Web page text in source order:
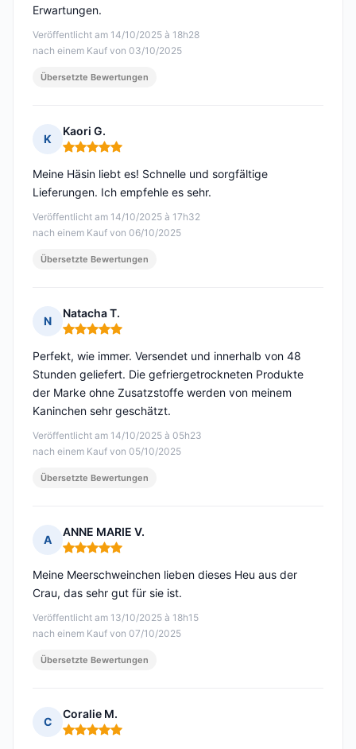
Veröffentlicht am 14/10/2025 à 18h28
nach einem Kauf von 03/10/2025
Erwartungen.
Übersetzte Bewertungen
K
Kaori G.
Hinweis: 5 von 5
Veröffentlicht am 14/10/2025 à 17h32
nach einem Kauf von 06/10/2025
Meine Häsin liebt es! Schnelle und sorgfältige
Lieferungen. Ich empfehle es sehr.
Übersetzte Bewertungen
N
Natacha T.
Hinweis: 5 von 5
Veröffentlicht am 14/10/2025 à 05h23
nach einem Kauf von 05/10/2025
Perfekt, wie immer. Versendet und innerhalb von 48
Stunden geliefert. Die gefriergetrockneten Produkte
der Marke ohne Zusatzstoffe werden von meinem
Kaninchen sehr geschätzt.
Übersetzte Bewertungen
A
ANNE MARIE V.
Hinweis: 5 von 5
Veröffentlicht am 13/10/2025 à 18h15
nach einem Kauf von 07/10/2025
Meine Meerschweinchen lieben dieses Heu aus der
Crau, das sehr gut für sie ist.
Übersetzte Bewertungen
C
Coralie M.
Hinweis: 5 von 5